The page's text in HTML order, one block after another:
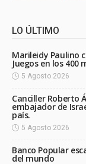
LO ÚLTIMO
Marileidy Paulino
Juegos en los 400
5 Agosto 2026
Canciller Roberto
embajador de
país.
5 Agosto 2026
Banco Popular
del mundo